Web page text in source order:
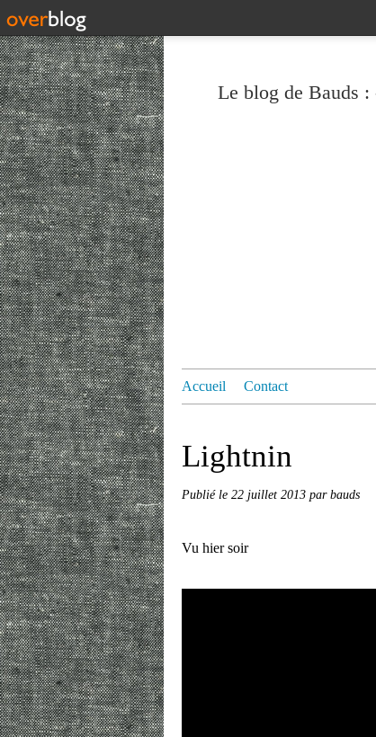
Le blog de Bauds
Accueil Contact
Lightnin
Publié le 22 juillet 2013 par bauds
Vu hier soir